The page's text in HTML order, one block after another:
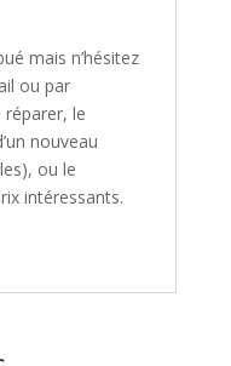
mais n’hésitez
ou par
le
nouveau
ou le
intéressants.